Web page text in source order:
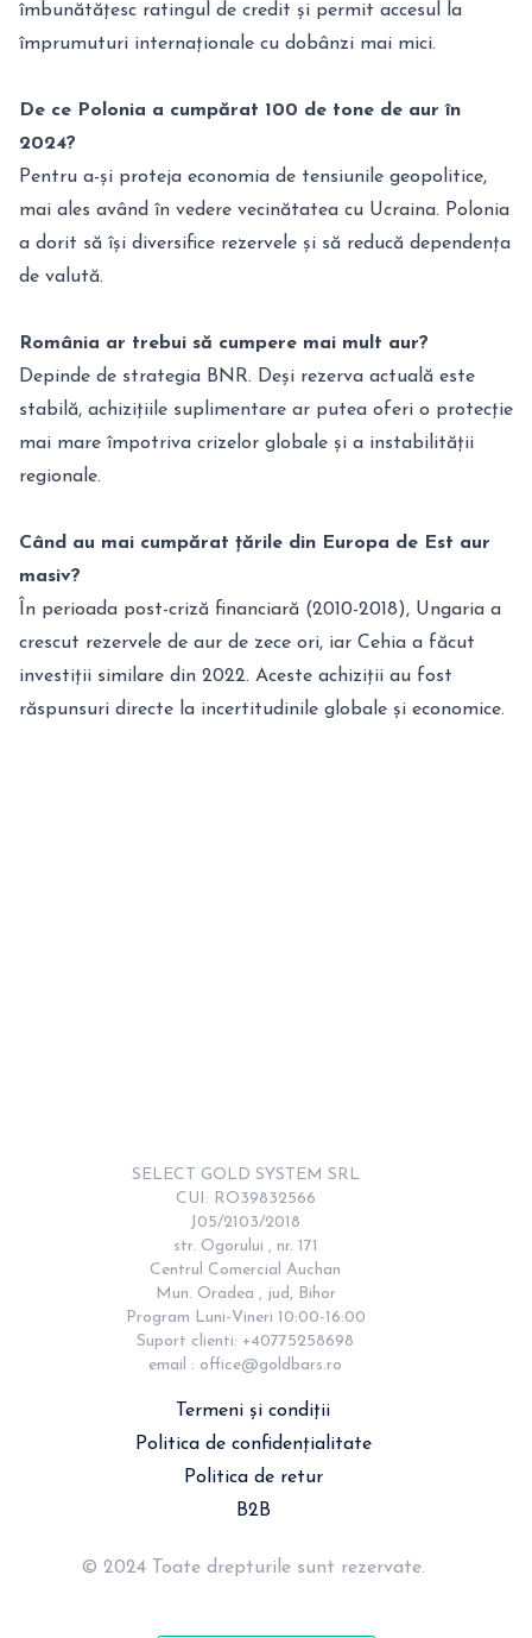
îmbunătățesc ratingul de credit și permit accesul la
împrumuturi internaționale cu dobânzi mai mici.
De ce Polonia a cumpărat 100 de tone de aur în
2024?
Pentru a-și proteja economia de tensiunile geopolitice,
mai ales având în vedere vecinătatea cu Ucraina. Polonia
a dorit să își diversifice rezervele și să reducă dependența
de valută.
România ar trebui să cumpere mai mult aur?
Depinde de strategia BNR. Deși rezerva actuală este
stabilă, achizițiile suplimentare ar putea oferi o protecție
mai mare împotriva crizelor globale și a instabilității
regionale.
Când au mai cumpărat țările din Europa de Est aur
masiv?
În perioada post-criză financiară (2010-2018), Ungaria a
crescut rezervele de aur de zece ori, iar Cehia a făcut
investiții similare din 2022. Aceste achiziții au fost
răspunsuri directe la incertitudinile globale și economice.
SELECT GOLD SYSTEM SRL
CUI: RO39832566
J05/2103/2018
str. Ogorului , nr. 171
Centrul Comercial Auchan
Mun. Oradea , jud, Bihor
Program Luni-Vineri 10:00-16:00
Suport clienti: +40775258698
email : office@goldbars.ro
Termeni și condiții
Politica de confidențialitate
Politica de retur
B2B
© 2024 Toate drepturile sunt rezervate.